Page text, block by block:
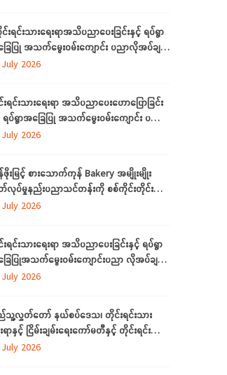
းရင်းသားရေးရာအသိပညာပေးခြင်းနှင့် ရပ်ရွာ
ေပြု အသက်မွေးဝမ်းကျောင်း ပညာလိုအပ်ချက်
စစ်စီမံခြင်း အစီအစဉ်” နှင့် “အခြေခံစက်ချုပ်
ပ်
2026
ရင်းသားရေးရာ အသိပညာပေးဟောပြောခြင်း
ရပ်ရွာအခြေပြု အသက်မွေးဝမ်းကျောင်း ပညာ
ကို ဆန်းစစ်စီမံခြင်း အစီအစဉ်ကို
2026
းမြင့် စားသောက်ကုန် Bakery အမျိုးမျိုး
လုပ်မှုနည်းပညာသင်တန်းကို စစ်ကိုင်းတိုင်း
ကြီး၊ လဟယ်မြို့၌ ဖွင့်လှစ်
2026
ရင်းသားရေးရာ အသိပညာပေးခြင်းနှင့် ရပ်ရွာ
ေပြုအသက်မွေးဝမ်းကျောင်းပညာ လိုအပ်ချက်
းကို ဆန်းစစ်စီမံခြင်း အစီအစဉ်ကို ပဲခူးတိုင်း
2026
သူ့လွှတ်တော် နယ်စပ်ဒေသ၊ တိုင်းရင်းသား
ရာနှင့် ငြိမ်းချမ်းရေးကော်မတီနှင့် တိုင်းရင်းသား
းများရေးရာဝန်ကြီးဌာနတို့ တွေ့ဆုံဆွေးနွေး
2026